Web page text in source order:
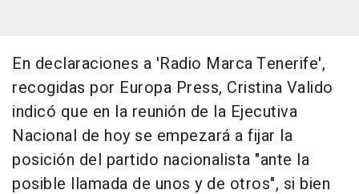
En declaraciones a 'Radio Marca Tenerife',
recogidas por Europa Press, Cristina Valido
indicó que en la reunión de la Ejecutiva
Nacional de hoy se empezará a fijar la
posición del partido nacionalista "ante la
posible llamada de unos y de otros", si bien